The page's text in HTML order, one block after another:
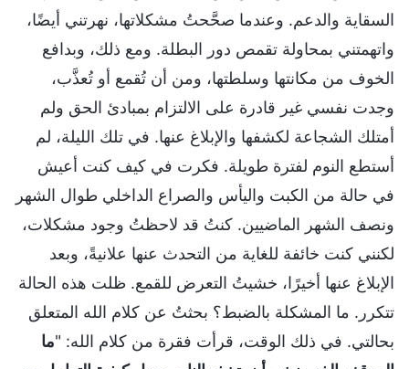
السقاية والدعم. وعندما صحَّحتُ مشكلاتها، نهرتني أيضًا،
واتهمتني بمحاولة تقمص دور البطلة. ومع ذلك، وبدافع
الخوف من مكانتها وسلطتها، ومن أن تُقمع أو تُعذَّب،
وجدت نفسي غير قادرة على الالتزام بمبادئ الحق ولم
أمتلك الشجاعة لكشفها والإبلاغ عنها. في تلك الليلة، لم
أستطع النوم لفترة طويلة. فكرت في كيف كنت أعيش
في حالة من الكبت واليأس والصراع الداخلي طوال الشهر
ونصف الشهر الماضيين. كنتُ قد لاحظتُ وجود مشكلات،
لكنني كنت خائفة للغاية من التحدث عنها علانيةً، وبعد
الإبلاغ عنها أخيرًا، خشيتُ التعرض للقمع. ظلت هذه الحالة
تتكرر. ما المشكلة بالضبط؟ بحثتُ عن كلام الله المتعلق
بحالتي. في ذلك الوقت، قرأت فقرة من كلام الله: "ما